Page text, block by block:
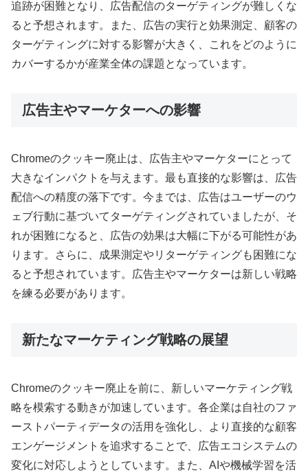
追跡が困難となり、広告配信のターゲティングが難しくな
ると予想されます。また、広告の実行と効果測定、顧客の
ターゲティングに対する影響が大きく、これをどのように
カバーするかが産業全体の課題となっています。
広告主やマーケターへの影響
Chromeのクッキー廃止は、広告主やマーケターにとって
大きなインパクトを与えます。最も直接的な影響は、広告
配信への精度の落下です。今までは、広告はユーザーのウ
ェブ行動に基づいてターゲティングされていましたが、そ
れが困難になると、広告の効果は大幅に下がる可能性があ
ります。さらに、成果測定やリターゲティングも困難にな
ると予想されています。広告主やマーケターは新しい戦略
を練る必要があります。
新たなマーケティング戦略の展望
Chromeのクッキー廃止を前に、新しいマーケティング戦
略を模索する動きが加速しています。各企業は自社のファ
ーストパーティデータの活用を強化し、より直接的な顧客
エンゲージメントを追求することで、広告エコシステムの
変化に対応しようとしています。また、AIや機械学習を活